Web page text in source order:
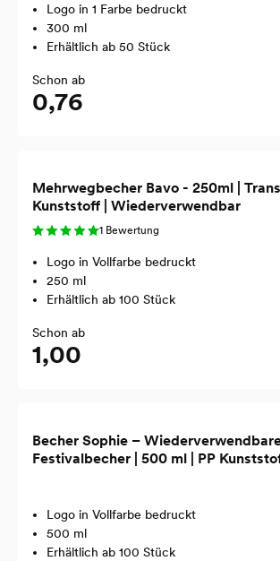
Logo in 1 Farbe bedruckt
300 ml
Erhältlich ab 50 Stück
Schon ab
0,76
Mehrwegbecher Bavo - 250ml |
Kunststoff | Wiederverwendbar
1 Bewertung
Logo in Vollfarbe bedruckt
250 ml
Erhältlich ab 100 Stück
Schon ab
1,00
Becher Sophie –
Festivalbecher | 500 ml | PP
Logo in Vollfarbe bedruckt
500 ml
Erhältlich ab 100 Stück